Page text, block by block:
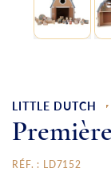
LITTLE DUTCH
RÉF. : LD7152